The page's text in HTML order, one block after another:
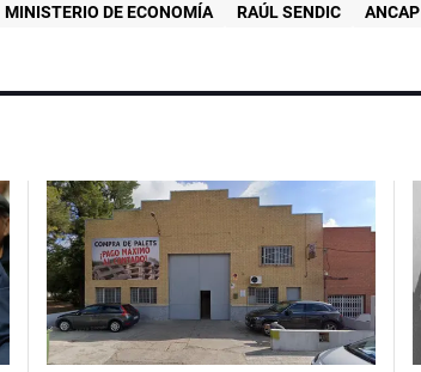
MINISTERIO DE ECONOMÍA RAÚL SENDIC ANCAP